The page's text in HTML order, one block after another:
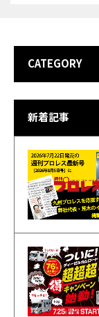
CATEGORY
新着記事